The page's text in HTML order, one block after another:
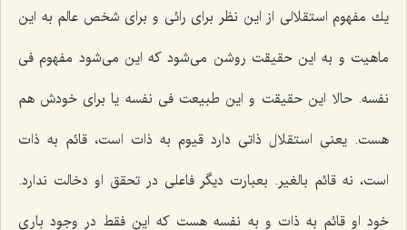
یك مفهوم استقلالى از این نظر براى رائى و براى شخص عالم به این
ماهیت و به این حقیقت روشن مى‌شود كه این مى‌شود مفهوم فى
نفسه. حالا این حقیقت و این طبیعت فى نفسه یا براى خودش هم
هست. یعنى استقلال ذاتى دارد قیوم به ذات است، قائم به ذات
است، نه قائم بالغیر. بعبارت دیگر فاعلى در تحقق او دخالت ندارد.
خود او قائم به ذات و به نفسه هست كه این فقط در وجود بارى